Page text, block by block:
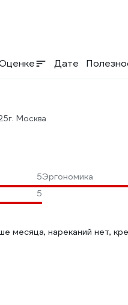
Дате
г. Москва
5Эргономика
5
месяца, нареканий нет,